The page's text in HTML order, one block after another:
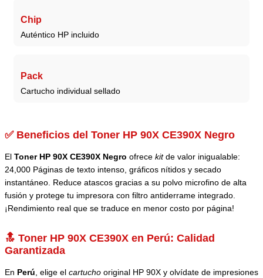
Chip
Auténtico HP incluido
Pack
Cartucho individual sellado
✅ Beneficios del Toner HP 90X CE390X Negro
El Toner HP 90X CE390X Negro ofrece kitde valor inigualable:
24,000 Páginas de texto intenso, gráficos nítidos y secado
instantáneo. Reduce atascos gracias a su polvo microfino de alta
fusión y protege tu impresora con filtro antiderrame integrado.
¡Rendimiento real que se traduce en menor costo por página!
🔝 Toner HP 90X CE390X en Perú: Calidad
Garantizada
En Perú , elige el cartucho original HP 90X y olvídate de impresiones